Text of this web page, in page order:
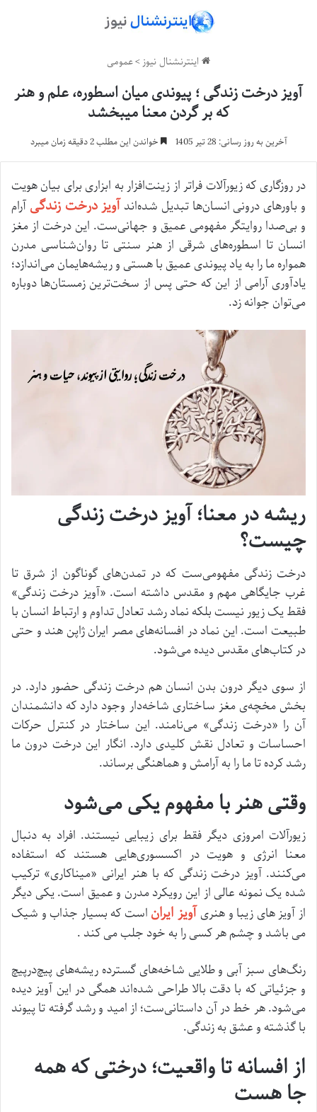
اینترنشنال نیوز>عمومی
آویز درخت زندگی ؛ پیوندی میان اسطوره، علم و هنر
که بر گردن معنا میبخشد
آخرین به روز رسانی: 28 تیر 1405 خواندن این مطلب 2 دقیقه زمان میبرد
در روزگاری که زیورآلات فراتر از زینت‌افزار به ابزاری برای بیان هویت
و باورهای درونی انسان‌ها تبدیل شده‌اند آویز درخت زندگیآرام
و بی‌صدا روایتگر مفهومی عمیق و جهانی‌ست. این درخت از مغز
انسان تا اسطوره‌های شرقی از هنر سنتی تا روان‌شناسی مدرن
همواره ما را به یاد پیوندی عمیق با هستی و ریشه‌هایمان می‌اندازد؛
یادآوری آرامی از این که حتی پس از سخت‌ترین زمستان‌ها دوباره
می‌توان جوانه زد.
ریشه در معنا؛ آویز درخت زندگی
چیست؟
درخت زندگی مفهومی‌ست که در تمدن‌های گوناگون از شرق تا
غرب جایگاهی مهم و مقدس داشته است. «آویز درخت زندگی»
فقط یک زیور نیست بلکه نماد رشد تعادل تداوم و ارتباط انسان با
طبیعت است. این نماد در افسانه‌های مصر ایران ژاپن هند و حتی
در کتاب‌های مقدس دیده می‌شود.
از سوی دیگر درون بدن انسان هم درخت زندگی حضور دارد. در
بخش مخچه‌ی مغز ساختاری شاخه‌دار وجود دارد که دانشمندان
آن را «درخت زندگی» می‌نامند. این ساختار در کنترل حرکات
احساسات و تعادل نقش کلیدی دارد. انگار این درخت درون ما
رشد کرده تا ما را به آرامش و هماهنگی برساند.
وقتی هنر با مفهوم یکی می‌شود
زیورآلات امروزی دیگر فقط برای زیبایی نیستند. افراد به دنبال
معنا انرژی و هویت در اکسسوری‌هایی هستند که استفاده
می‌کنند. آویز درخت زندگی که با هنر ایرانی «میناکاری» ترکیب
شده یک نمونه عالی از این رویکرد مدرن و عمیق است. یکی دیگر
از آویز های زیبا و هنریآویز ایران است که بسیار جذاب و شیک
می باشد و چشم هر کسی را به خود جلب می کند .
رنگ‌های سبز آبی و طلایی شاخه‌های گسترده ریشه‌های پیچ‌در‌پیچ
و جزئیاتی که با دقت بالا طراحی شده‌اند همگی در این آویز دیده
می‌شود. هر خط در آن داستانی‌ست؛ از امید و رشد گرفته تا پیوند
با گذشته و عشق به زندگی.
از افسانه تا واقعیت؛ درختی که همه
جا هست